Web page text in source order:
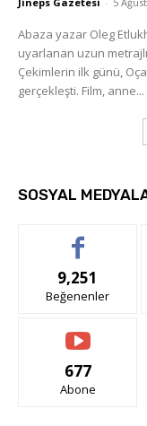
Abaza yazar Oleg
uyarlanan uzun
Çekimlerin ilk günü,
gerçekleşti. Film, anne...
SOSYAL
9,251
Beğenenler
677
Abone